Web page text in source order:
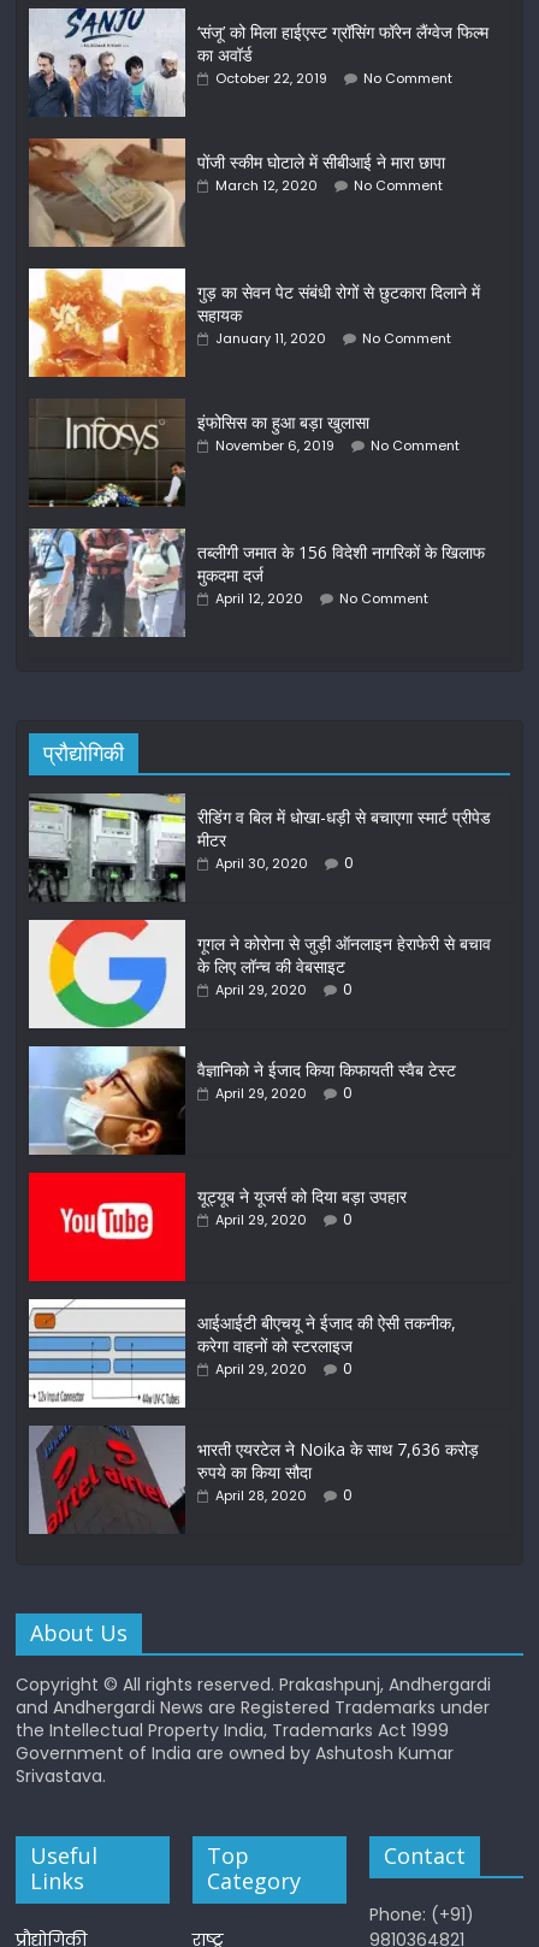
‘संजू’ को मिला हाईएस्ट ग्रॉसिंग फॉरेन लैंग्वेज फिल्म
का अवॉर्ड
October 22, 2019 No Comment
पोंजी स्कीम घोटाले में सीबीआई ने मारा छापा
March 12, 2020 No Comment
गुड़ का सेवन पेट संबंधी रोगों से छुटकारा दिलाने में
सहायक
January 11, 2020 No Comment
इंफोसिस का हुआ बड़ा खुलासा
November 6, 2019 No Comment
तब्लीगी जमात के 156 विदेशी नागरिकों के खिलाफ
मुकदमा दर्ज
April 12, 2020 No Comment
प्रौद्योगिकी
रीडिंग व बिल में धोखा-धड़ी से बचाएगा स्मार्ट प्रीपेड
मीटर
April 30, 2020 0
गूगल ने कोरोना से जुड़ी ऑनलाइन हेराफेरी से बचाव
के लिए लॉन्च की वेबसाइट
April 29, 2020 0
वैज्ञानिको ने ईजाद किया किफायती स्वैब टेस्ट
April 29, 2020 0
यूट्यूब ने यूजर्स को दिया बड़ा उपहार
April 29, 2020 0
आईआईटी बीएचयू ने ईजाद की ऐसी तकनीक,
करेगा वाहनों को स्टरलाइज
April 29, 2020 0
भारती एयरटेल ने Noika के साथ 7,636 करोड़
रुपये का किया सौदा
April 28, 2020 0
About Us
Copyright © All rights reserved. Prakashpunj, Andhergardi
and Andhergardi News are Registered Trademarks under
the Intellectual Property India, Trademarks Act 1999
Government of India are owned by Ashutosh Kumar
Srivastava.
Useful
Links
प्रौद्योगिकी
Top
Category
राष्ट्र
Contact
Phone: (+91)
9810364821